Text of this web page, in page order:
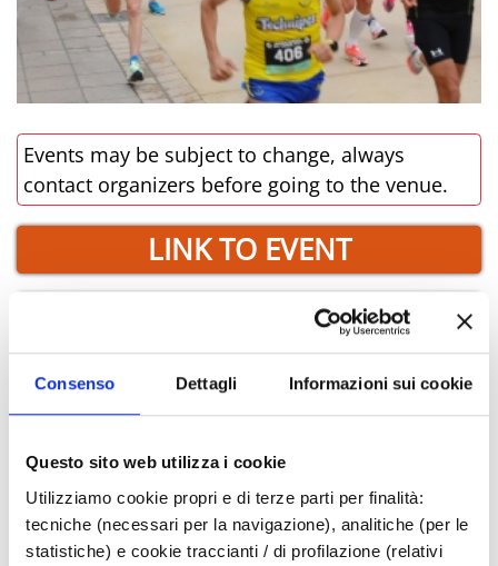
Consenso Dettagli Informazioni sui cookie
Questo sito web utilizza i cookie
Utilizziamo cookie propri e di terze parti per finalità:
tecniche (necessari per la navigazione), analitiche (per le
statistiche) e cookie traccianti / di profilazione (relativi
Events may be subject to change, always
contact organizers before going to the venue.
LINK TO EVENT
BOOK NOW
­WHERE